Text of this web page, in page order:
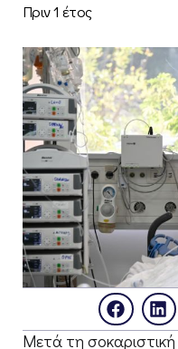
Πριν 1 έτος
Μετά τη